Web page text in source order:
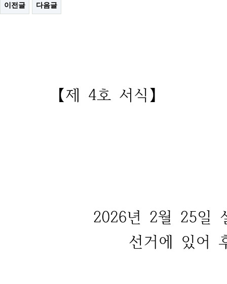
이전글 다음글